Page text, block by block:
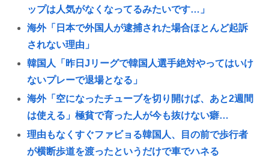
ップは人気がなくなってるみたいです…」
海外「日本で外国人が逮捕された場合ほとんど起訴
されない理由」
韓国人「昨日Jリーグで韓国人選手絶対やってはいけ
ないプレーで退場となる」
海外「空になったチューブを切り開けば、あと2週間
は使える」極貧で育った人が今も抜けない癖…
理由もなくすぐファビョる韓国人、目の前で歩行者
が横断歩道を渡ったというだけで車でハネる